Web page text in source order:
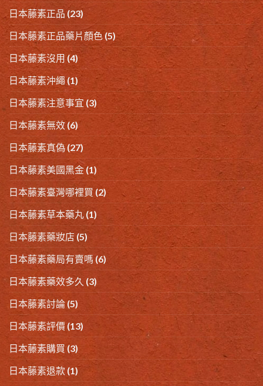
日本藤素正品 (23)
日本藤素正品藥片顏色 (5)
日本藤素沒用 (4)
日本藤素沖繩(1)
日本藤素注意事宜 (3)
日本藤素無效 (6)
日本藤素真偽 (27)
日本藤素美國黑金(1)
日本藤素臺灣哪裡買 (2)
日本藤素草本藥丸 (1)
日本藤素藥妝店 (5)
日本藤素藥局有賣嗎 (6)
日本藤素藥效多久 (3)
日本藤素討論 (5)
日本藤素評價 (13)
日本藤素購買 (3)
日本藤素退款 (1)